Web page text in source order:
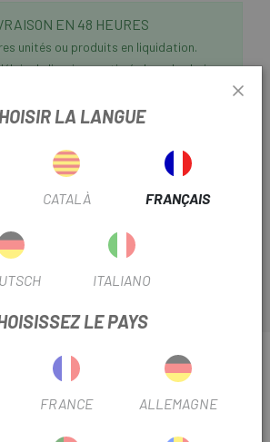
EN 48 HEURES
unités ou produits en liquidation.
de livraison estimés lors du choix
Derniers articles en stock
notre grande sélection
meilleures marques comme l'
20 Schrader 33mm.
APPAREIL PHOTO CHAOYANG
MM
LA LANGUE
CATALÀ FRANÇAIS
ITALIANO
LE PAYS
FRANCE ALLEMAGNE